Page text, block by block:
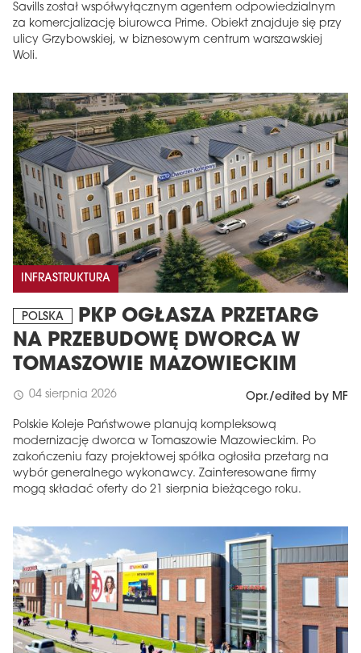
Savills został współwyłącznym agentem odpowiedzialnym
za komercjalizację biurowca Prime. Obiekt znajduje się przy
ulicy Grzybowskiej, w biznesowym centrum warszawskiej
Woli.
INFRASTRUKTURA
POLSKA
PKP OGŁASZA PRZETARG
NA PRZEBUDOWĘ DWORCA W
TOMASZOWIE MAZOWIECKIM
schedule 04 sierpnia 2026 Opr./edited by MF
Polskie Koleje Państwowe planują kompleksową
modernizację dworca w Tomaszowie Mazowieckim. Po
zakończeniu fazy projektowej spółka ogłosiła przetarg na
wybór generalnego wykonawcy. Zainteresowane firmy
mogą składać oferty do 21 sierpnia bieżącego roku.